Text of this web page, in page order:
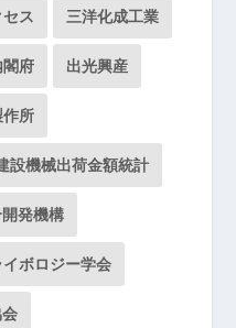
ス 三洋化成工業
閣府 出光興産
所
設機械出荷金額統計
発機構
イボロジー学会